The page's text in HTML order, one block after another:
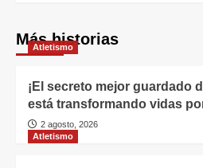
Más historias
Atletismo
¡El secreto mejor guardado
está transformando vidas
2 agosto, 2026
Atletismo